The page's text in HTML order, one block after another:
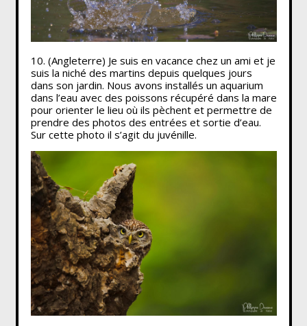
10. (Angleterre) Je suis en vacance chez un ami et je
suis la niché des martins depuis quelques jours
dans son jardin. Nous avons installés un aquarium
dans l’eau avec des poissons récupéré dans la mare
pour orienter le lieu où ils pèchent et permettre de
prendre des photos des entrées et sortie d’eau.
Sur cette photo il s’agit du juvénille.